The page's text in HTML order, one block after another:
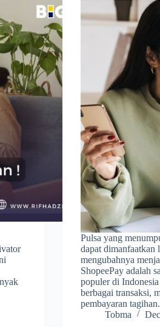
Pulsa yang
dapat dimanfaatkan
mengubahnya
ShopeePay adalah
populer di
berbagai transaksi,
pembayaran
Tobma